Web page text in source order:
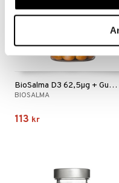
BioSalma D3 62,5µg + Gurkmeja Ingefära
BIOSALMA
113 kr